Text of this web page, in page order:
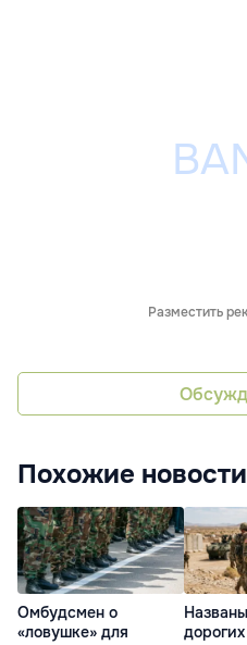
Разместить
Похожие новости
Омбудсмен о
«ловушке» для